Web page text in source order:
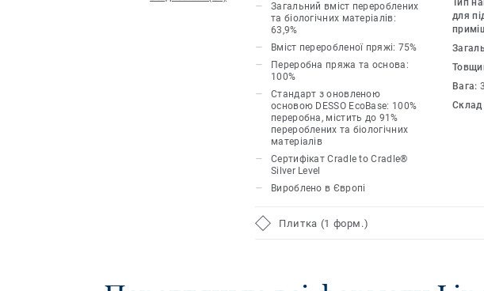
тонів до універсальних нейтральних
пастельних акцентів.
Тепер можливості дизайну стали ще
Linon Unity—
Linon з нейтральними кольорами та
набором із 6 виразних
дозволяє комбінувати та
вибір.
DESSO Linon стандартно
біокомпонент замінює основний
Загальний вміст перероблених
та біологічних матеріалів:
63,9%
Вміст переробленої пряжі: 75%
Переробна пряжа та основа:
100%
Стандарт з оновленою
основою DESSO EcoBase: 100%
переробна, містить до 91%
перероблених та біологічних
матеріалів
Сертифікат Cradle to Cradle®
Silver Level
Вироблено в Європі
Тип
для
Вага:
Склад
Плитка (1 форм.)